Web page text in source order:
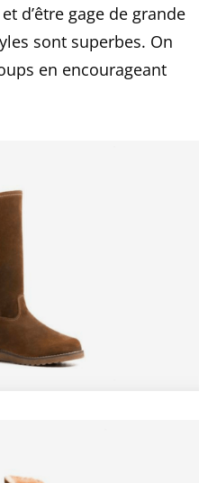
d’être gage de grande
sont superbes. On
en encourageant